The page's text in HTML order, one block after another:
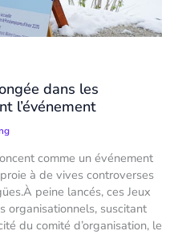
dans les
l’événement
comme un événement
à de vives controverses
peine lancés, ces Jeux
organisationnels, suscitant
du comité d’organisation, le